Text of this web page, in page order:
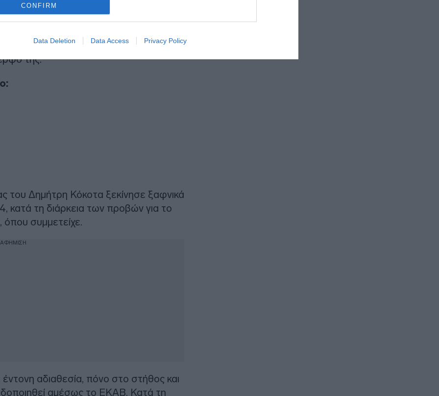
CONFIRM
Data Deletion Data Access Privacy Policy
με το καλό και θα δούμε τι θα
και να γυρίσει στους αγαπημένους
της.
του Δημήτρη Κόκοτα ξεκίνησε ξαφνικά
τη διάρκεια των προβών για το
συμμετείχε.
αδιαθεσία, πόνο στο στήθος και
αμέσως το ΕΚΑΒ. Κατά τη